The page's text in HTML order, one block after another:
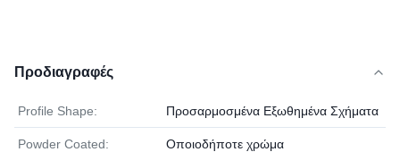
Προδιαγραφές
Profile Shape: Προσαρμοσμένα Εξωθημένα Σχήματα
Powder Coated: Οποιοδήποτε χρώμα